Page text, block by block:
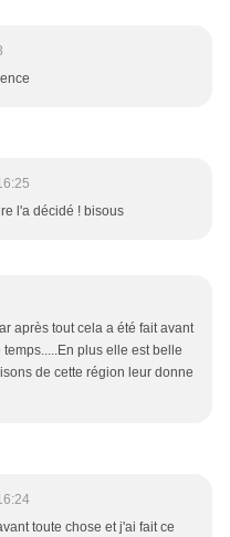
l'a décidé ! bisous
après tout cela a été fait avant
plus elle est belle
de cette région leur donne
toute chose et j'ai fait ce